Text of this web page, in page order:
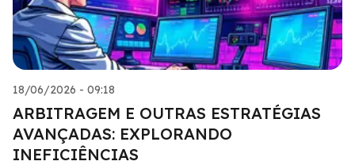
18/06/2026 - 09:18
ARBITRAGEM E OUTRAS ESTRATÉGIAS
AVANÇADAS: EXPLORANDO
INEFICIÊNCIAS